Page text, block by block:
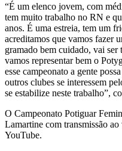
“É um elenco jovem, com
tem muito trabalho no RN e
anos. É uma estreia, tem um
acreditamos que vamos fazer
gramado bem cuidado, vai ser
vamos representar bem o
esse campeonato a gente
outros clubes se interessem
se estabilize neste trabalho”,
O Campeonato Potiguar
Lamartine com transmissão
YouTube.